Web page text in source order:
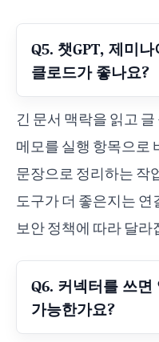
Q5. 챗GPT, 제미
클로드가 좋나요?
긴 문서 맥락을 읽고
메모를 실행 항목으로
문장으로 정리하는 작
도구가 더 좋은지는 연
보안 정책에 따라 달라
Q6. 커넥터를 쓰
가능한가요?